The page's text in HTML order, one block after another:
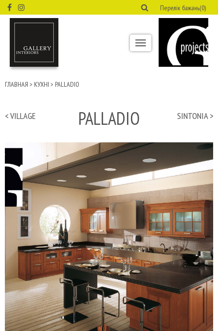
Перелік бажань(0)
Toggle
navigation
ГЛАВНАЯ > КУХНІ > PALLADIO
PALLADIO
< VILLAGE SINTONIA >